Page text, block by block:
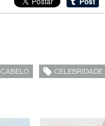
CABELO CELEBRIDADE